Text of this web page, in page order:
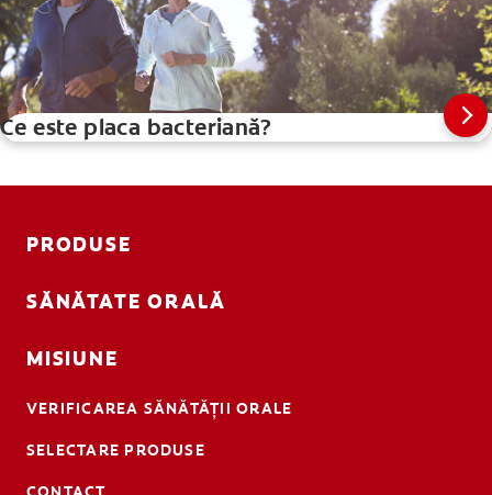
Ce este placa bacteriană?
PRODUSE
SĂNĂTATE ORALĂ
MISIUNE
VERIFICAREA SĂNĂTĂȚII ORALE
SELECTARE PRODUSE